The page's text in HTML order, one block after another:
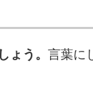
ょう。 言葉に